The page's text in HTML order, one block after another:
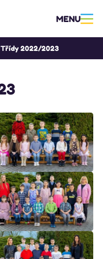
MENU
Třídy 2022/2023